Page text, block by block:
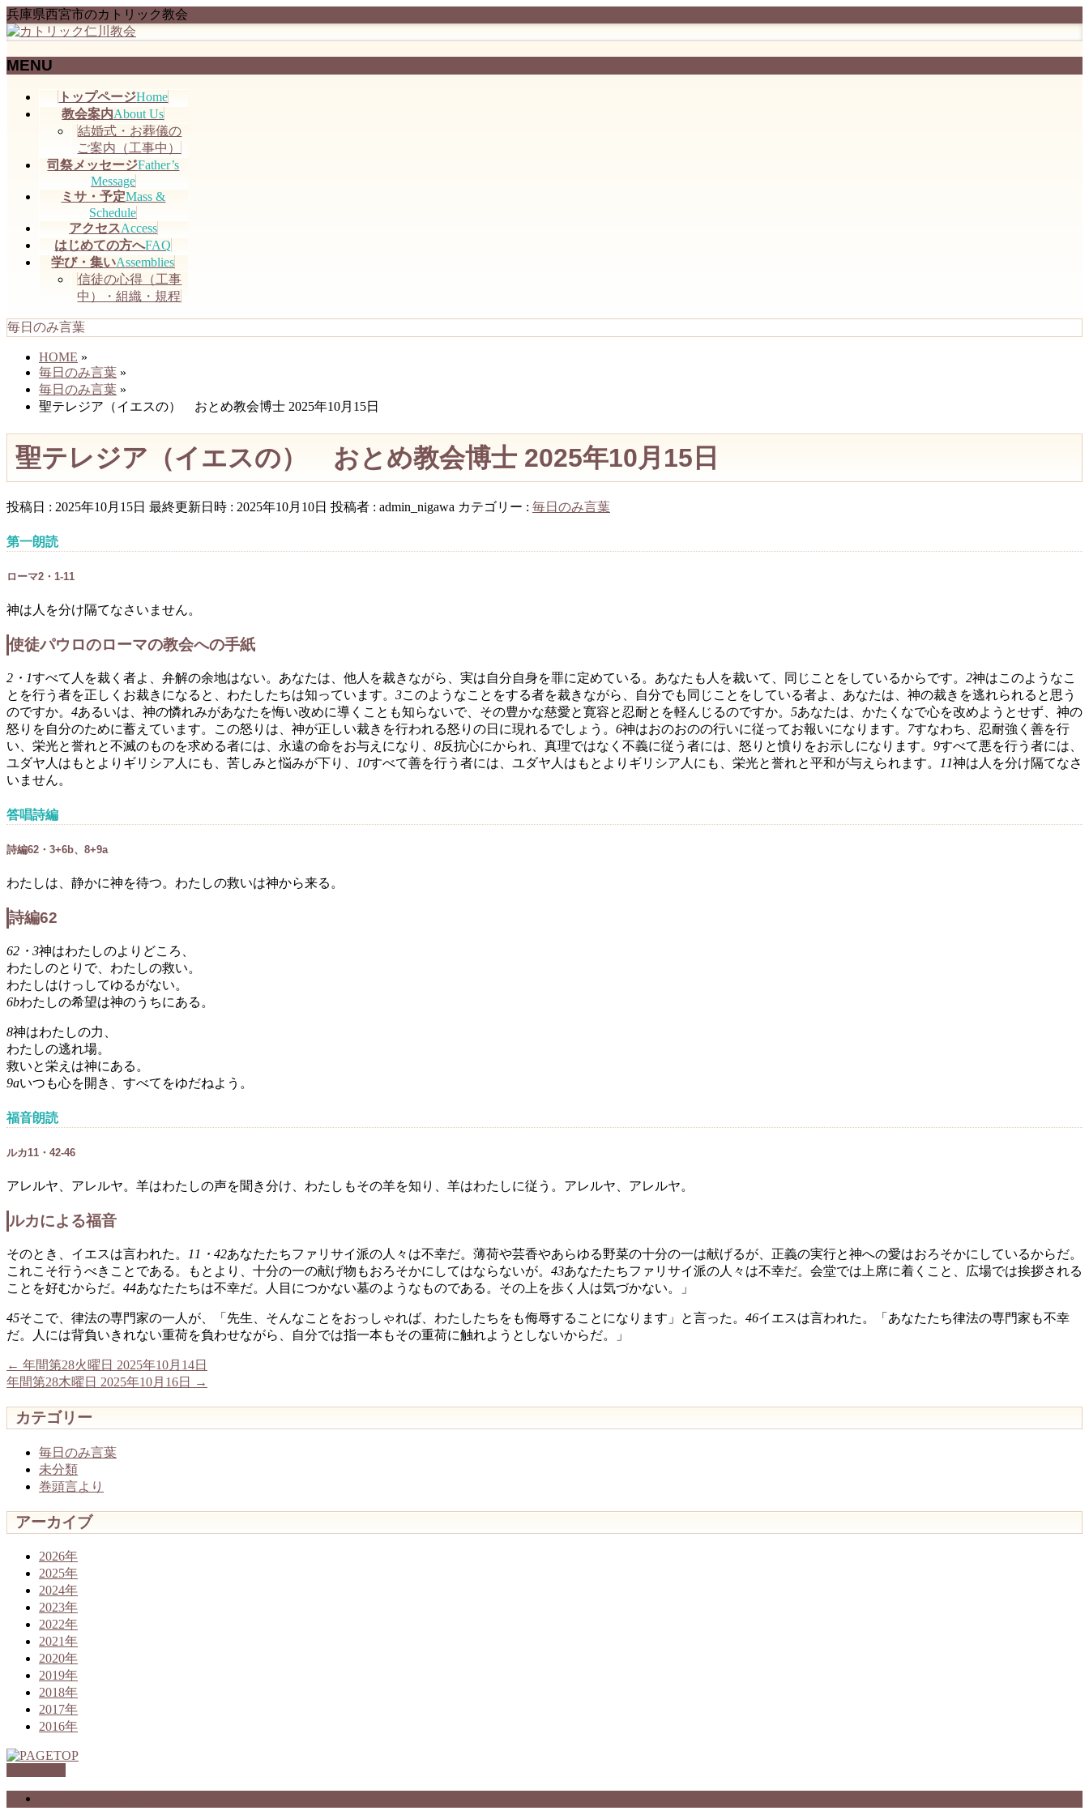
兵庫県西宮市のカトリック教会
MENU
トップページHome
教会案内About Us
結婚式・お葬儀の
ご案内（工事中）
司祭メッセージFather’s
Message
ミサ・予定Mass &
Schedule
アクセスAccess
はじめての方へFAQ
学び・集いAssemblies
信徒の心得（工事
中）・組織・規程
毎日のみ言葉
HOME »
毎日のみ言葉 »
毎日のみ言葉 »
聖テレジア（イエスの） おとめ教会博士 2025年10月15日
聖テレジア（イエスの） おとめ教会博士 2025年10月15日
投稿日 : 2025年10月15日 最終更新日時 : 2025年10月10日 投稿者 : admin_nigawa カテゴリー : 毎日のみ言葉
第一朗読
ローマ2・1-11
神は人を分け隔てなさいません。
使徒パウロのローマの教会への手紙
2・1すべて人を裁く者よ、弁解の余地はない。あなたは、他人を裁きながら、実は自分自身を罪に定めている。あなたも人を裁いて、同じことをしているからです。 2神はこのようなこ
とを行う者を正しくお裁きになると、わたしたちは知っています。 3このようなことをする者を裁きながら、自分でも同じことをしている者よ、あなたは、神の裁きを逃れられると思う
のですか。 4あるいは、神の憐れみがあなたを悔い改めに導くことも知らないで、その豊かな慈愛と寛容と忍耐とを軽んじるのですか。 5あなたは、かたくなで心を改めようとせず、神の
怒りを自分のために蓄えています。この怒りは、神が正しい裁きを行われる怒りの日に現れるでしょう。 6神はおのおのの行いに従ってお報いになります。 7すなわち、忍耐強く善を行
い、栄光と誉れと不滅のものを求める者には、永遠の命をお与えになり、 8反抗心にかられ、真理ではなく不義に従う者には、怒りと憤りをお示しになります。 9すべて悪を行う者には、
ユダヤ人はもとよりギリシア人にも、苦しみと悩みが下り、
10すべて善を行う者には、ユダヤ人はもとよりギリシア人にも、栄光と誉れと平和が与えられます。 11神は人を分け隔てなさ
いません。
答唱詩編
詩編62・3+6b、8+9a
わたしは、静かに神を待つ。わたしの救いは神から来る。
詩編62
62・3神はわたしのよりどころ、
わたしのとりで、わたしの救い。
わたしはけっしてゆるがない。
6bわたしの希望は神のうちにある。
8神はわたしの力、
わたしの逃れ場。
救いと栄えは神にある。
9aいつも心を開き、すべてをゆだねよう。
福音朗読
ルカ11・42-46
アレルヤ、アレルヤ。羊はわたしの声を聞き分け、わたしもその羊を知り、羊はわたしに従う。アレルヤ、アレルヤ。
ルカによる福音
そのとき、イエスは言われた。 11・42あなたたちファリサイ派の人々は不幸だ。薄荷や芸香やあらゆる野菜の十分の一は献げるが、正義の実行と神への愛はおろそかにしているからだ。
これこそ行うべきことである。もとより、十分の一の献げ物もおろそかにしてはならないが。 43あなたたちファリサイ派の人々は不幸だ。会堂では上席に着くこと、広場では挨拶される
ことを好むからだ。 44あなたたちは不幸だ。人目につかない墓のようなものである。その上を歩く人は気づかない。」
45そこで、律法の専門家の一人が、「先生、そんなことをおっしゃれば、わたしたちをも侮辱することになります」と言った。 46イエスは言われた。「あなたたち律法の専門家も不幸
だ。人には背負いきれない重荷を負わせながら、自分では指一本もその重荷に触れようとしないからだ。」
← 年間第28火曜日 2025年10月14日
年間第28木曜日 2025年10月16日
→
カテゴリー
毎日のみ言葉
未分類
巻頭言より
アーカイブ
2026年
2025年
2024年
2023年
2022年
2021年
2020年
2019年
2018年
2017年
2016年